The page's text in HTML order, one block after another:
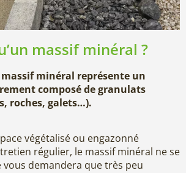
massif minéral ?
minéral représente un
composé de granulats
roches, galets…).
végétalisé ou engazonné
régulier, le massif minéral ne se
vous demandera que très peu